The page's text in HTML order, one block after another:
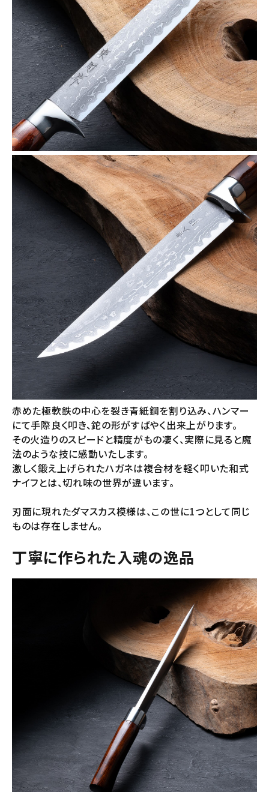
赤めた極軟鉄の中心を裂き青紙鋼を割り込み、ハンマー
にて手際良く叩き、鉈の形がすばやく出来上がります。
その火造りのスピードと精度がもの凄く、実際に見ると魔
法のような技に感動いたします。
激しく鍛え上げられたハガネは複合材を軽く叩いた和式
ナイフとは、切れ味の世界が違います。
刃面に現れたダマスカス模様は、この世に1つとして同じ
ものは存在しません。
丁寧に作られた入魂の逸品